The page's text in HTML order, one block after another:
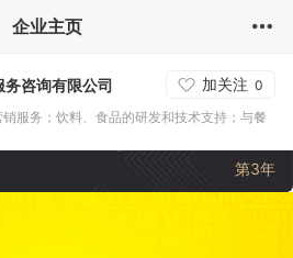
企业主页
咨询有限公司 加关注 0
服务；饮料、食品的研发和技术支持；与餐
技术培训、技术咨询；工程咨询服务；经营
商业信息咨询；财务管理咨询（不得开展投融
第3年